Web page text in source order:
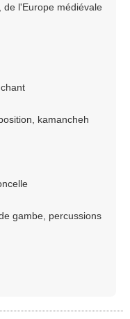
de l'Europe médiévale
kamancheh
gambe, percussions